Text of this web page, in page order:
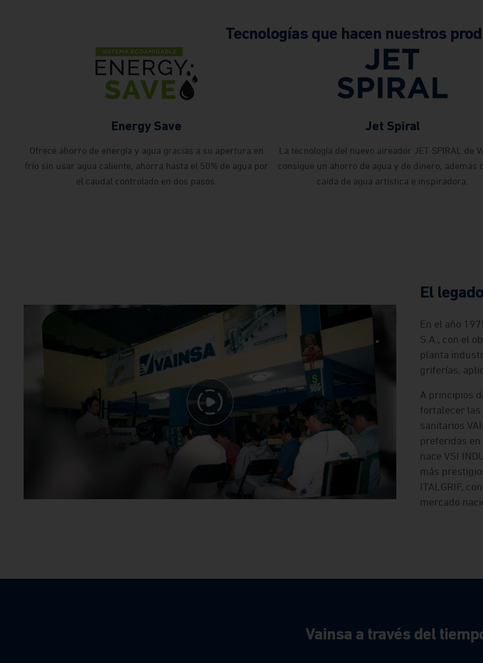
Tecnologías que hacen nuestros
Energy Save
Ofrece ahorro de energía y agua gracias a su apertura en
frío sin usar agua caliente, ahorra hasta el 50% de agua por
el caudal controlado en dos pasos.
Jet Spiral
La tecnología del nuevo aireador JET SPIRAL de
consigue un ahorro de agua y de dinero, además
caída de agua artística e inspiradora.
El
En el año
S.A., con el
planta
griferías,
A principios
fortalecer las
sanitarios
preferidas
nace VSI
más
ITALGRIF,
mercado
Vainsa a través del